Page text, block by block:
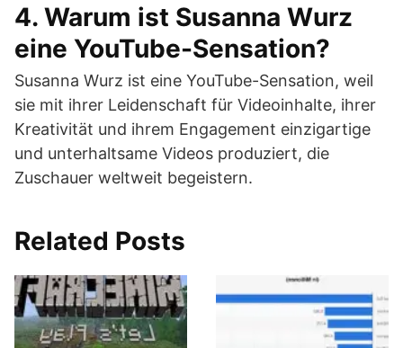
4. Warum ist Susanna Wurz
eine YouTube-Sensation?
Susanna Wurz ist eine YouTube-Sensation, weil
sie mit ihrer Leidenschaft für Videoinhalte, ihrer
Kreativität und ihrem Engagement einzigartige
und unterhaltsame Videos produziert, die
Zuschauer weltweit begeistern.
Related Posts